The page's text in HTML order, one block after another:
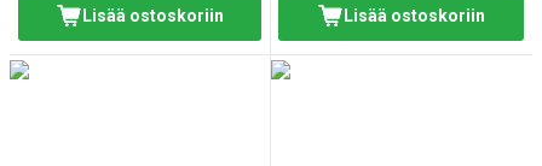
Lisää ostoskoriin Lisää ostoskoriin